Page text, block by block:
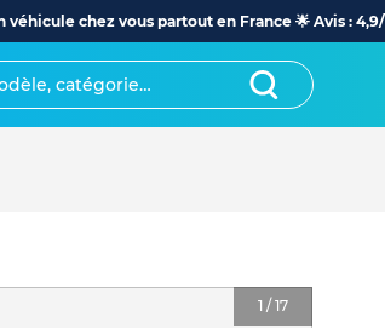
véhicule chez vous partout en France 🌟 Avis : 4,9/
1 / 17